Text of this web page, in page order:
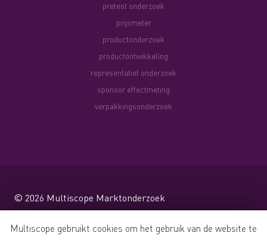
pretest onderzoek
prijsmeter
productonderzoek
productontwikkeling
representatief onderzoek
sponsor effectmeting
verpakkingsonderzoek
© 2026 Multiscope Marktonderzoek
Website by Shareforce
Multiscope gebruikt cookies om het gebruik van de website te